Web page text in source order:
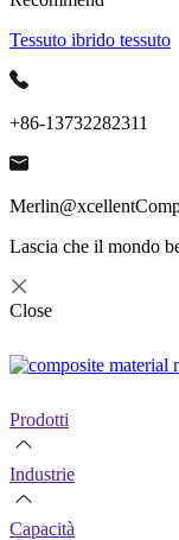
Tessuto ibrido tessuto
+86-13732282311
Lascia che il mondo
Close
Prodotti
Industrie
Capacità